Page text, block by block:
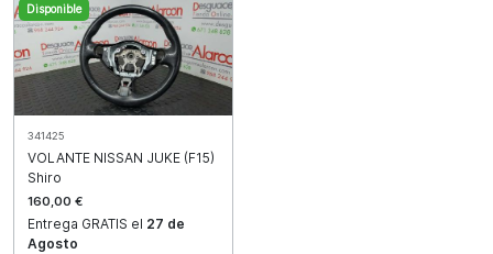
Disponible
341425
VOLANTE NISSAN JUKE (F15)
Shiro
160,00 €
Entrega GRATIS el 27 de
Agosto